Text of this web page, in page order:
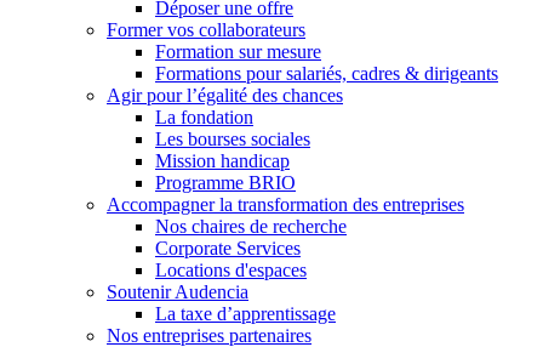
Déposer une offre
Former vos collaborateurs
Formation sur mesure
Formations pour salariés, cadres & dirigeants
Agir pour l’égalité des chances
La fondation
Les bourses sociales
Mission handicap
Programme BRIO
Accompagner la transformation des entreprises
Nos chaires de recherche
Corporate Services
Locations d'espaces
Soutenir Audencia
La taxe d’apprentissage
Nos entreprises partenaires